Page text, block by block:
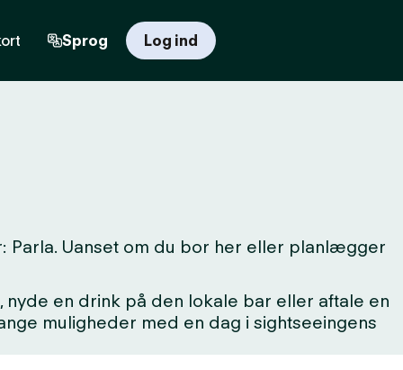
Sprog Log ind
Parla. Uanset om du bor her eller planlægger
en drink på den lokale bar eller aftale en
muligheder med en dag i sightseeingens